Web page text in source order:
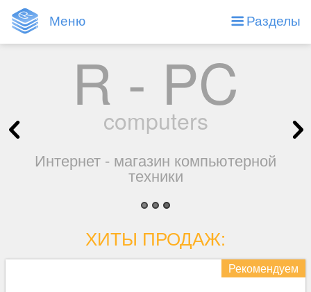
Меню Разделы
ХИТЫ ПРОДАЖ:
Рекомендуем